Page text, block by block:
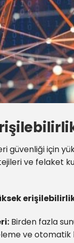
güvenliği için
ve felaket
Birden fazla
ve otomatik